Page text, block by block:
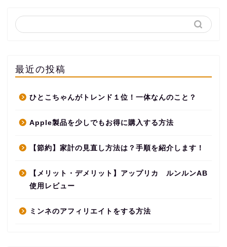
最近の投稿
ひとこちゃんがトレンド１位！一体なんのこと？
Apple製品を少しでもお得に購入する方法
【節約】家計の見直し方法は？手順を紹介します！
【メリット・デメリット】アップリカ ルンルンAB
使用レビュー
ミンネのアフィリエイトをする方法